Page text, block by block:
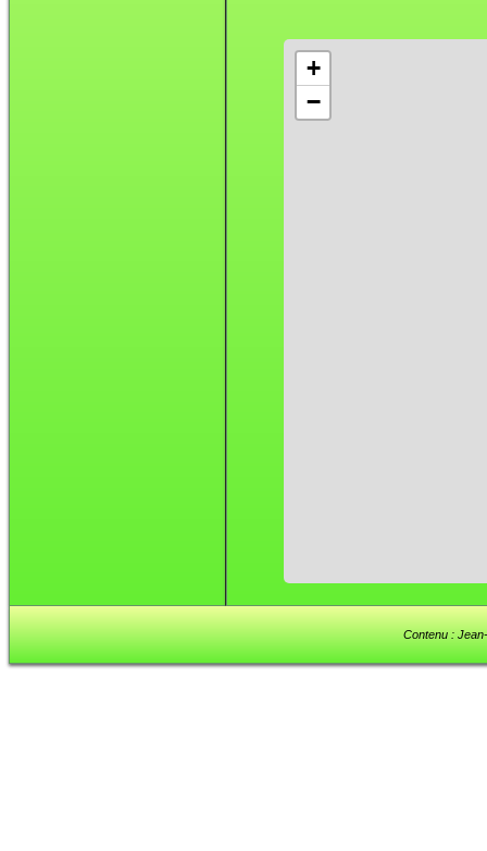
+
−
Contenu :